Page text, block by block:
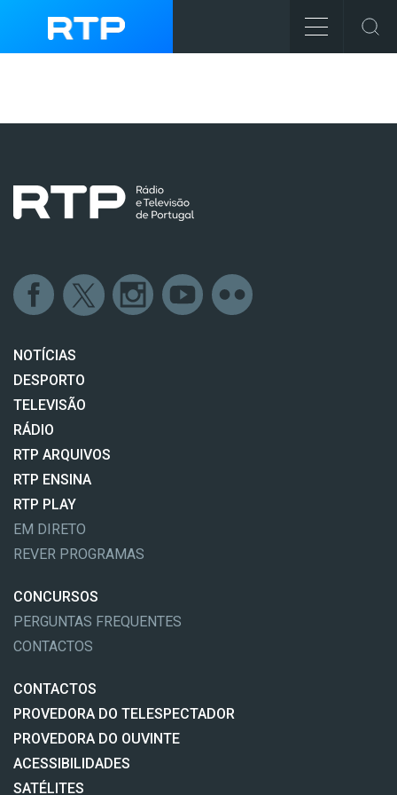
NOTÍCIAS
DESPORTO
TELEVISÃO
RÁDIO
RTP ARQUIVOS
RTP ENSINA
RTP PLAY
EM DIRETO
REVER PROGRAMAS
CONCURSOS
PERGUNTAS FREQUENTES
CONTACTOS
CONTACTOS
PROVEDORA DO TELESPECTADOR
PROVEDORA DO OUVINTE
ACESSIBILIDADES
SATÉLITES